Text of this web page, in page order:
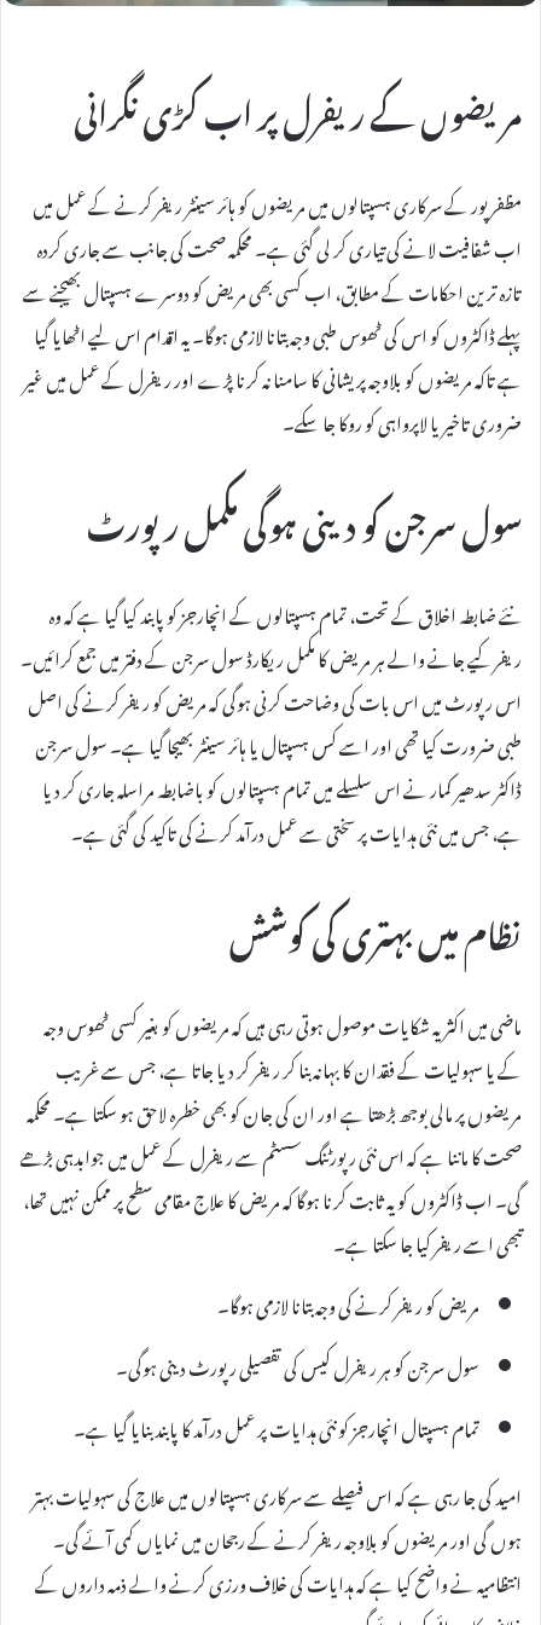
مریضوں کے ریفرل پر اب کڑی نگرانی
مظفرپور کے سرکاری ہسپتالوں میں مریضوں کو ہائر سینٹر ریفر کرنے کے عمل میں
اب شفافیت لانے کی تیاری کر لی گئی ہے۔ محکمہ صحت کی جانب سے جاری کردہ
تازہ ترین احکامات کے مطابق، اب کسی بھی مریض کو دوسرے ہسپتال بھیجنے سے
پہلے ڈاکٹروں کو اس کی ٹھوس طبی وجہ بتانا لازمی ہوگا۔ یہ اقدام اس لیے اٹھایا گیا
ہے تاکہ مریضوں کو بلاوجہ پریشانی کا سامنا نہ کرنا پڑے اور ریفرل کے عمل میں غیر
ضروری تاخیر یا لاپرواہی کو روکا جا سکے۔
سول سرجن کو دینی ہوگی مکمل رپورٹ
نئے ضابطہ اخلاق کے تحت، تمام ہسپتالوں کے انچارجز کو پابند کیا گیا ہے کہ وہ
ریفر کیے جانے والے ہر مریض کا مکمل ریکارڈ سول سرجن کے دفتر میں جمع کرائیں۔
اس رپورٹ میں اس بات کی وضاحت کرنی ہوگی کہ مریض کو ریفر کرنے کی اصل
طبی ضرورت کیا تھی اور اسے کس ہسپتال یا ہائر سینٹر بھیجا گیا ہے۔ سول سرجن
ڈاکٹر سدھیر کمار نے اس سلسلے میں تمام ہسپتالوں کو باضابطہ مراسلہ جاری کر دیا
ہے، جس میں نئی ہدایات پر سختی سے عمل درآمد کرنے کی تاکید کی گئی ہے۔
نظام میں بہتری کی کوشش
ماضی میں اکثر یہ شکایات موصول ہوتی رہی ہیں کہ مریضوں کو بغیر کسی ٹھوس وجہ
کے یا سہولیات کے فقدان کا بہانہ بنا کر ریفر کر دیا جاتا ہے، جس سے غریب
مریضوں پر مالی بوجھ بڑھتا ہے اور ان کی جان کو بھی خطرہ لاحق ہو سکتا ہے۔ محکمہ
صحت کا ماننا ہے کہ اس نئی رپورٹنگ سسٹم سے ریفرل کے عمل میں جوابدہی بڑھے
گی۔ اب ڈاکٹروں کو یہ ثابت کرنا ہوگا کہ مریض کا علاج مقامی سطح پر ممکن نہیں تھا،
تبھی اسے ریفر کیا جا سکتا ہے۔
مریض کو ریفر کرنے کی وجہ بتانا لازمی ہوگا۔
سول سرجن کو ہر ریفرل کیس کی تفصیلی رپورٹ دینی ہوگی۔
تمام ہسپتال انچارجز کو نئی ہدایات پر عمل درآمد کا پابند بنایا گیا ہے۔
امید کی جا رہی ہے کہ اس فیصلے سے سرکاری ہسپتالوں میں علاج کی سہولیات بہتر
ہوں گی اور مریضوں کو بلاوجہ ریفر کرنے کے رجحان میں نمایاں کمی آئے گی۔
انتظامیہ نے واضح کیا ہے کہ ہدایات کی خلاف ورزی کرنے والے ذمہ داروں کے